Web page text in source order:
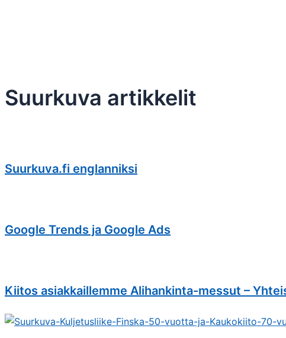
Suurkuva artikkelit
Suurkuva.fi englanniksi
Google Trends ja Google Ads
Kiitos asiakkaillemme Alihankinta-messut –